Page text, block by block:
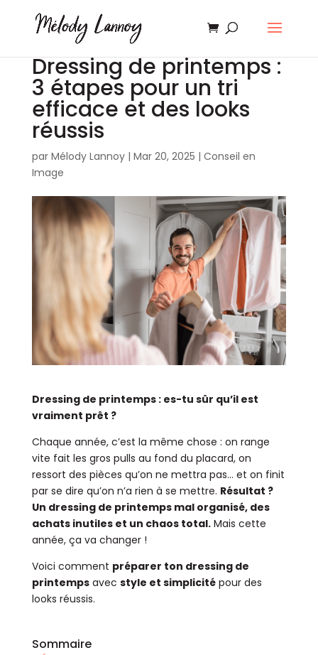
Dressing de printemps :
3 étapes pour un tri
efficace et des looks
réussis
par Mélody Lannoy| Mar 20, 2025 | Conseil en
Image
Dressing de printemps : es-tu sûr qu’il est
vraiment prêt ?
Chaque année, c’est la même chose : on range
vite fait les gros pulls au fond du placard, on
ressort des pièces qu’on ne mettra pas… et on finit
par se dire qu’on n’a rien à se mettre. Résultat ?
Un dressing de printemps mal organisé, des
achats inutiles et un chaos total.Mais cette
année, ça va changer !
Voici comment préparer ton dressing de
printempsavec style et simplicitépour des
looks réussis.
Sommaire